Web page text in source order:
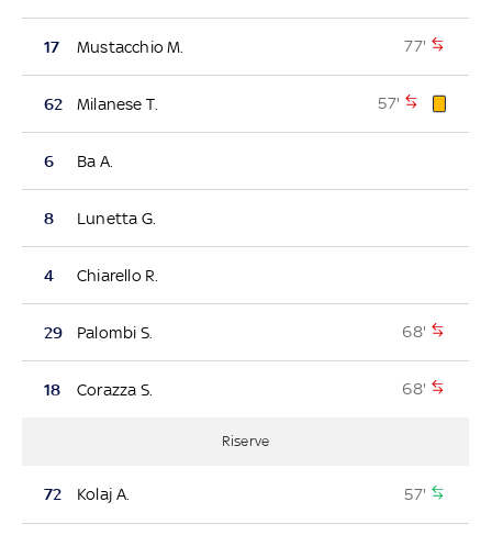
17 Mustacchio M. 77'
62 Milanese T. 57'
6 Ba A.
8 Lunetta G.
4 Chiarello R.
29 Palombi S. 68'
18 Corazza S. 68'
Riserve
72 Kolaj A. 57'